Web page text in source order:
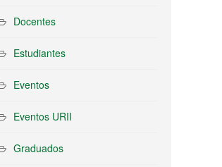
Docentes
Estudiantes
Eventos
Eventos URII
Graduados